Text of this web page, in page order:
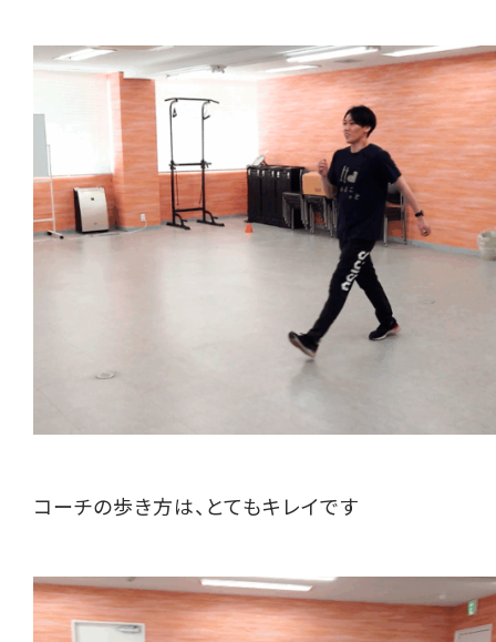
コーチの歩き方は、とてもキレイです